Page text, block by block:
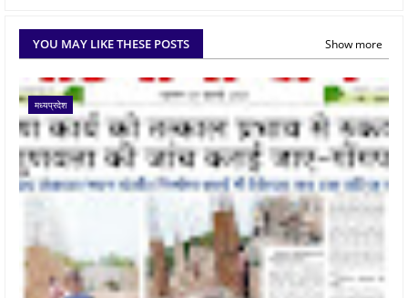
YOU MAY LIKE THESE POSTS Show more
मध्यप्रदेश